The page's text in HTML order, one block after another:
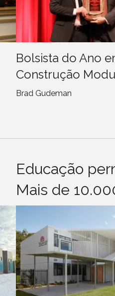
Bolsista do Ano
Construção
Brad Gudeman
Educação
Mais de